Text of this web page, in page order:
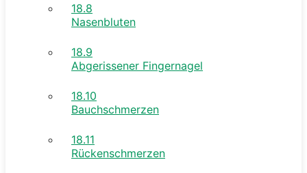
18.8
Nasenbluten
18.9
Abgerissener Fingernagel
18.10
Bauchschmerzen
18.11
Rückenschmerzen